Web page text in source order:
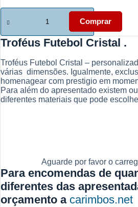
Quantidade
de
Futebol
Cristal
Comprar
Troféus Futebol Cristal .
Troféus Futebol Cristal –
várias dimensões. Igualmente,
homenagear com prestigio em
Para além do apresentado existem
diferentes materiais que pode
Aguarde por favor o
Para encomendas de
diferentes das
orçamento a carimbos.net